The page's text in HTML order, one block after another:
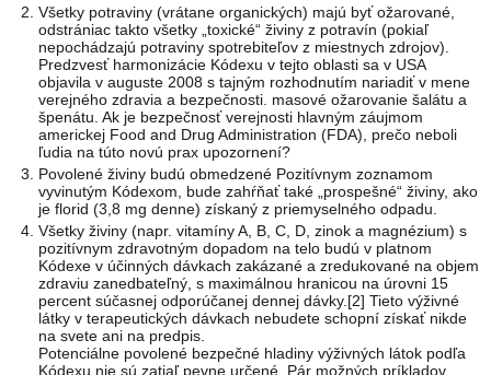
Všetky potraviny (vrátane organických) majú byť ožarované,
odstrániac takto všetky „toxické“ živiny z potravín (pokiaľ
nepochádzajú potraviny spotrebiteľov z miestnych zdrojov).
Predzvesť harmonizácie Kódexu v tejto oblasti sa v USA
objavila v auguste 2008 s tajným rozhodnutím nariadiť v mene
verejného zdravia a bezpečnosti. masové ožarovanie šalátu a
špenátu. Ak je bezpečnosť verejnosti hlavným záujmom
americkej Food and Drug Administration (FDA), prečo neboli
ľudia na túto novú prax upozornení?
Povolené živiny budú obmedzené Pozitívnym zoznamom
vyvinutým Kódexom, bude zahŕňať také „prospešné“ živiny, ako
je florid (3,8 mg denne) získaný z priemyselného odpadu.
Všetky živiny (napr. vitamíny A, B, C, D, zinok a magnézium) s
pozitívnym zdravotným dopadom na telo budú v platnom
Kódexe v účinných dávkach zakázané a zredukované na objem
zdraviu zanedbateľný, s maximálnou hranicou na úrovni 15
percent súčasnej odporúčanej dennej dávky.[2] Tieto výživné
látky v terapeutických dávkach nebudete schopní získať nikde
na svete ani na predpis.
Potenciálne povolené bezpečné hladiny výživných látok podľa
Kódexu nie sú zatiaľ pevne určené. Pár možných príkladov